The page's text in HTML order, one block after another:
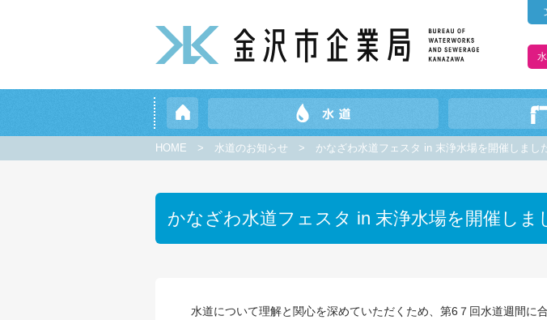
HOME > 水道のお知らせ > かなざわ水道フェスタ in 末浄水場を開催しまし
かなざわ水道フェスタ in 末浄水場を開催しま
水道について理解と関心を深めていただくため、第6７回水道週間に